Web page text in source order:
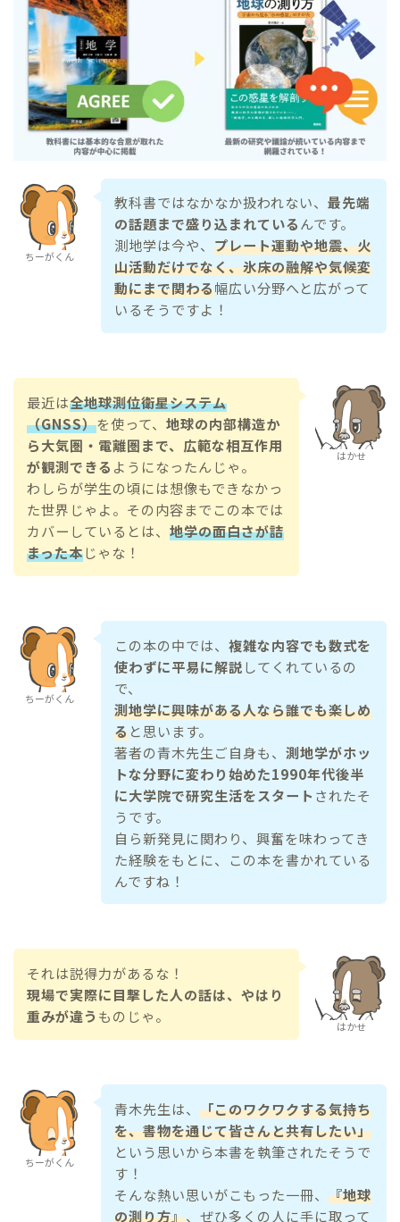
ちーがくん
教科書ではなかなか扱われない、 最先端
の話題まで盛り込まれているんです。
測地学は今や、 プレート運動や地震、火
山活動だけでなく、氷床の融解や気候変
動にまで関わる幅広い分野へと広がって
いるそうですよ！
はかせ
最近は全地球測位衛星システム
（GNSS）を使って、 地球の内部構造か
ら大気圏・電離圏まで、広範な相互作用
が観測できる ようになったんじゃ。
わしらが学生の頃には想像もできなかっ
た世界じゃよ。その内容までこの本では
カバーしているとは、 地学の面白さが詰
まった本じゃな！
ちーがくん
この本の中では、 複雑な内容でも数式を
使わずに平易に解説してくれているの
で、
測地学に興味がある人なら誰でも楽しめ
ると思います。
著者の青木先生ご自身も、 測地学がホッ
トな分野に変わり始めた1990年代後半
に大学院で研究生活をスタート されたそ
うです。
自ら新発見に関わり、興奮を味わってき
た経験をもとに、この本を書かれている
んですね！
はかせ
それは説得力があるな！
現場で実際に目撃した人の話は、やはり
重みが違う ものじゃ。
ちーがくん
青木先生は、 「このワクワクする気持ち
を、書物を通じて皆さんと共有したい」
という思いから本書を執筆されたそうで
す！
そんな熱い思いがこもった一冊、 『地球
の測り方』、ぜひ多くの人に手に取って